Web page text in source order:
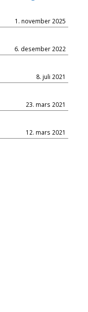
1. november 2025
6. desember 2022
8. juli 2021
23. mars 2021
12. mars 2021